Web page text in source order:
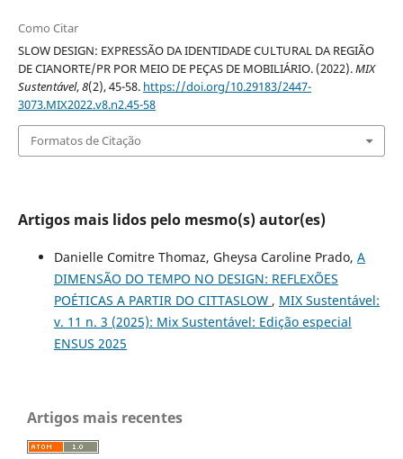
Como Citar
SLOW DESIGN: EXPRESSÃO DA IDENTIDADE CULTURAL DA REGIÃO
DE CIANORTE/PR POR MEIO DE PEÇAS DE MOBILIÁRIO. (2022).MIX
Sustentável,8(2), 45-58. https://doi.org/10.29183/2447-
3073.MIX2022.v8.n2.45-58
Formatos de Citação
Artigos mais lidos pelo mesmo(s) autor(es)
Danielle Comitre Thomaz, Gheysa Caroline Prado, A
DIMENSÃO DO TEMPO NO DESIGN: REFLEXÕES
POÉTICAS A PARTIR DO CITTASLOW , MIX Sustentável:
v. 11 n. 3 (2025): Mix Sustentável: Edição especial
ENSUS 2025
Artigos mais recentes